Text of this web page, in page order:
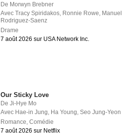
De Morwyn Brebner
AvecTracy Spiridakos Ronnie Rowe Manuel
Rodriguez-Saenz
Drame
7 août 2026 sur USA Network Inc.
Our Sticky Love
DeJi-Hye Mo
Avec Hae-in Jung, Ha Young,Seo Jung-Yeon
Romance,Comédie
7 août 2026 sur Netflix